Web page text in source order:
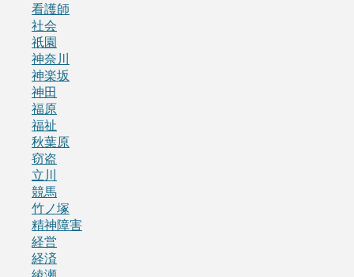
看護師
社会
祇園
神奈川
神楽坂
神田
福原
福祉
秋葉原
窃盗
立川
競馬
竹ノ塚
精神障害
経営
経済